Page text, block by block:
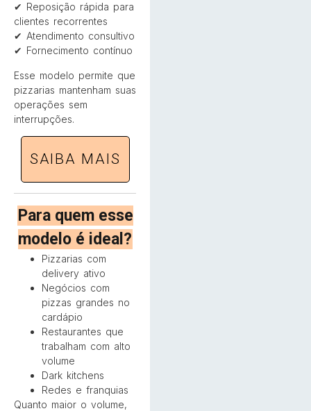
✔ Reposição rápida para
clientes recorrentes
✔ Atendimento consultivo
✔ Fornecimento contínuo
Esse modelo permite que
pizzarias mantenham suas
operações sem
interrupções.
SAIBA MAIS
Para quem esse
modelo é ideal?
Pizzarias com
delivery ativo
Negócios com
pizzas grandes no
cardápio
Restaurantes que
trabalham com alto
volume
Dark kitchens
Redes e franquias
Quanto maior o volume,